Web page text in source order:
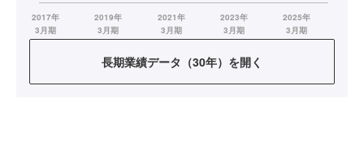
長期業績データ（30年）を開く